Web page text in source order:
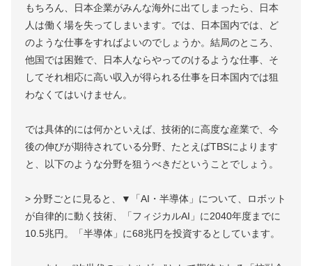
もちろん、日本企業がみんな海外に出てしまったら、日本
人は働く場を失ってしまいます。では、日本国内では、ど
のような仕事をすればよいのでしょうか。結局のところ、
他国では困難で、日本人ならやってのけるような仕事、そ
してそれ相応に高い収入が得られる仕事を日本国内では狙
わなくてはいけません。
では具体的には何かといえば、技術的に高度な産業で、今
後の伸びが期待されている分野、たとえばTBSによります
と、以下のような分野を狙うべきだということでしょう。
> 分野ごとに見ると、▼「AI・半導体」について、ロボット
が自律的に動く技術、「フィジカルAI」に2040年度までに
10.5兆円。「半導体」に68兆円を投資するとしています。